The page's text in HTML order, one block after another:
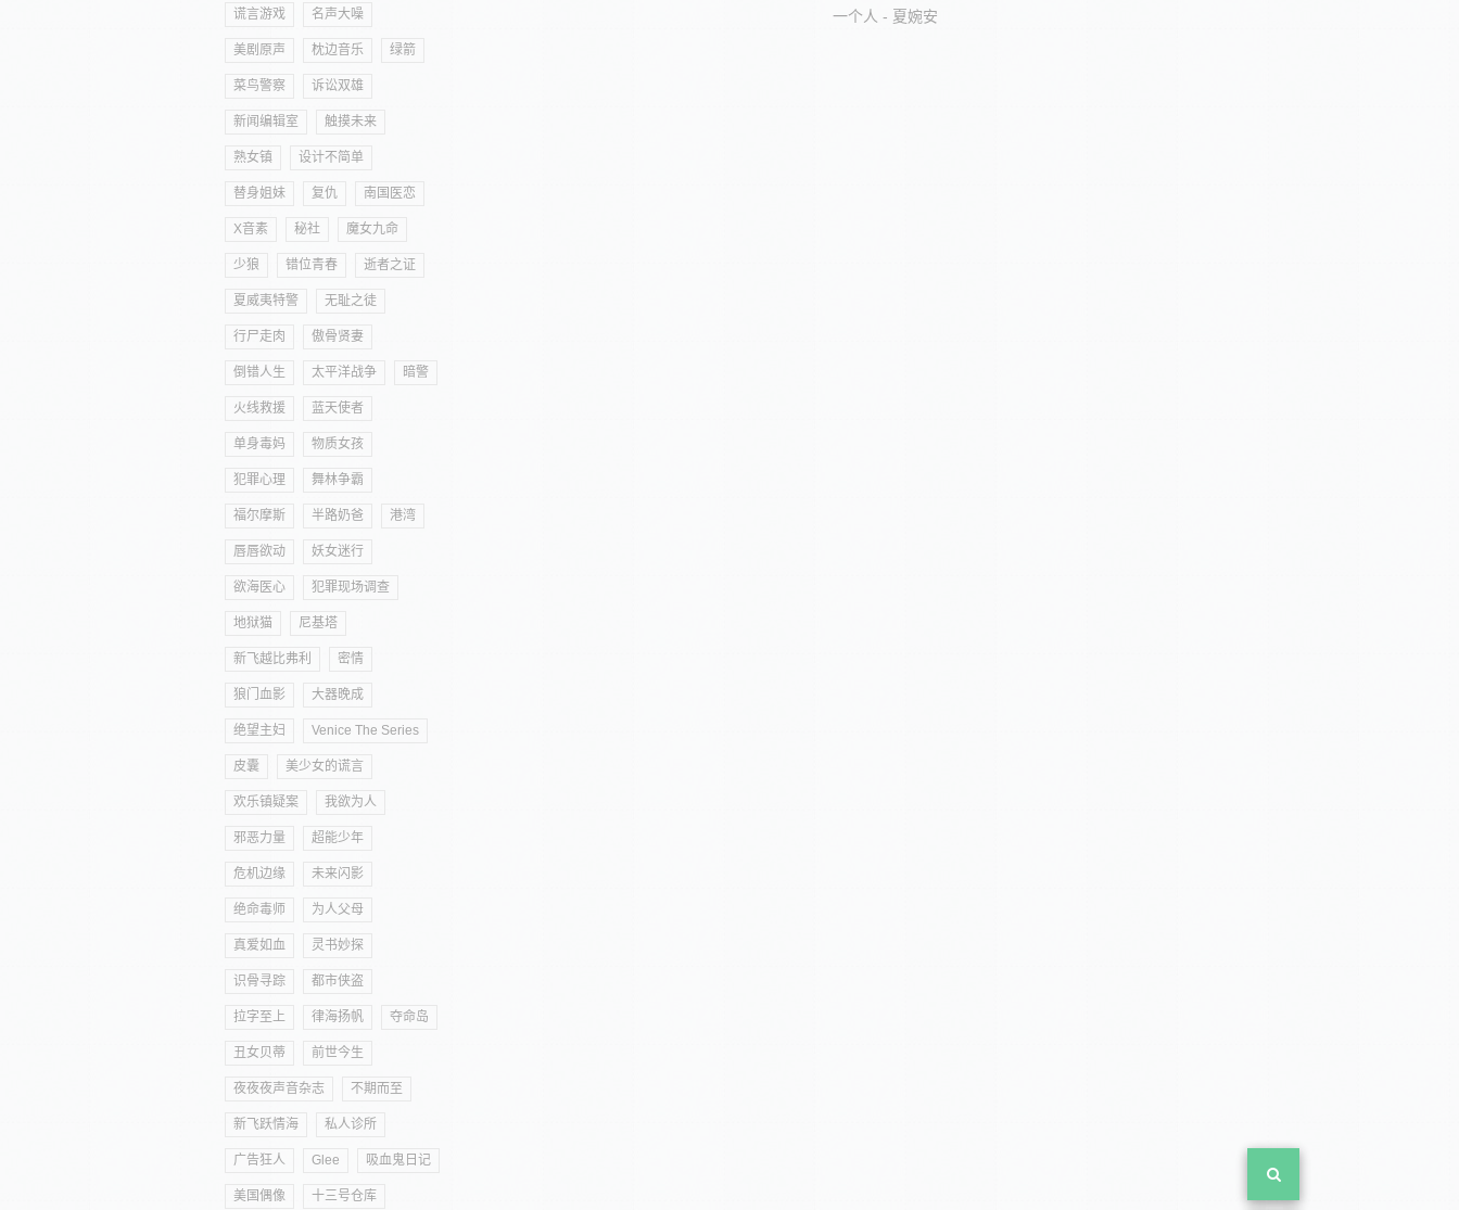
谎言游戏 名声大噪
美剧原声 枕边音乐 绿箭
菜鸟警察 诉讼双雄
新闻编辑室 触摸未来
熟女镇 设计不简单
替身姐妹 复仇 南国医恋
X音素 秘社 魔女九命
少狼 错位青春 逝者之证
夏威夷特警 无耻之徒
行尸走肉 傲骨贤妻
倒错人生 太平洋战争 暗警
火线救援 蓝天使者
单身毒妈 物质女孩
犯罪心理 舞林争霸
福尔摩斯 半路奶爸 港湾
唇唇欲动 妖女迷行
欲海医心 犯罪现场调查
地狱猫 尼基塔
新飞越比弗利 密情
狼门血影 大器晚成
绝望主妇 Venice The Series
皮囊 美少女的谎言
欢乐镇疑案 我欲为人
邪恶力量 超能少年
危机边缘 未来闪影
绝命毒师 为人父母
真爱如血 灵书妙探
识骨寻踪 都市侠盗
拉字至上 律海扬帆 夺命岛
丑女贝蒂 前世今生
夜夜夜声音杂志 不期而至
新飞跃情海 私人诊所
广告狂人 Glee 吸血鬼日记
美国偶像 十三号仓库
一个人 - 夏婉安